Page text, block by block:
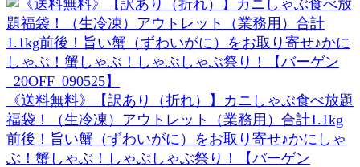
《送料無料》【訳あり（折れ）】カニしゃぶ食べ放題
福袋！（生冷凍）アウトレット（業務用）合計1.1kg
前後！旨い蟹（ずわいがに）をお取り寄せ♪かにしゃ
ぶ！蟹しゃぶ！しゃぶしゃぶ祭り！【バーゲン